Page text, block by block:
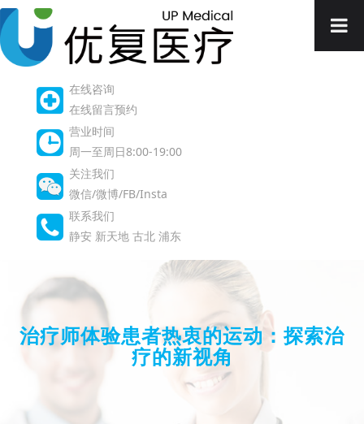
在线咨询
在线留言预约
营业时间
周一至周日8:00-19:00
关注我们
微信/微博/FB/Insta
联系我们
静安 新天地 古北 浦东
治疗师体验患者热衷的运动：探索治
疗的新视角